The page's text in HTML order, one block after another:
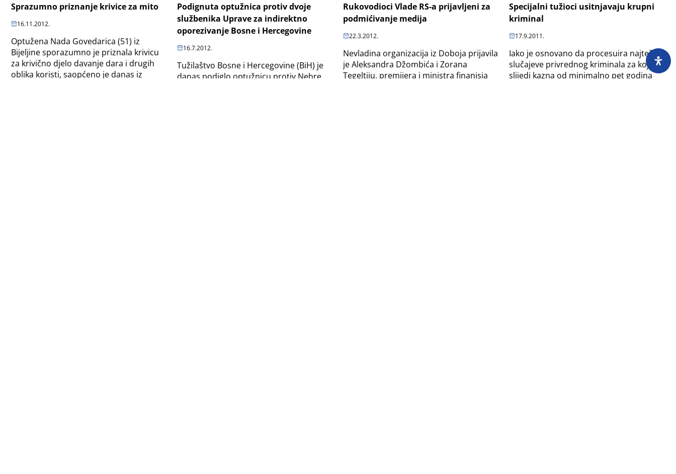
Sprazumno priznanje krivice za mito
16.11.2012.
Optužena Nada Govedarica (51) iz
Bijeljine sporazumno je priznala krivicu
za krivično djelo davanje dara i drugih
oblika koristi, saopćeno je danas iz
Podignuta optužnica protiv dvoje
službenika Uprave za indirektno
oporezivanje Bosne i Hercegovine
16.7.2012.
Tužilaštvo Bosne i Hercegovine (BiH) je
danas podiglo optužnicu protiv Nehre
Rukovodioci Vlade RS-a prijavljeni za
podmićivanje medija
22.3.2012.
Nevladina organizacija iz Doboja prijavila
je Aleksandra Džombića i Zorana
Tegeltiju, premijera i ministra finanisja
Specijalni tužioci usitnjavaju krupni
kriminal
17.9.2011.
Iako je osnovano da procesuira najteže
slučajeve privrednog kriminala za koje
slijedi kazna od minimalno pet godina